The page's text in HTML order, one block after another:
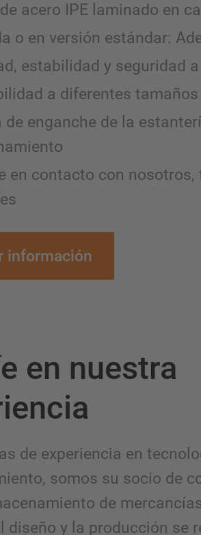
acero IPE laminado en
o en versión estándar:
estabilidad y seguridad
a diferentes tamaños
de enganche de la
en contacto con
información
en nuestra
de experiencia en
somos su socio de
de
diseño y la producción se